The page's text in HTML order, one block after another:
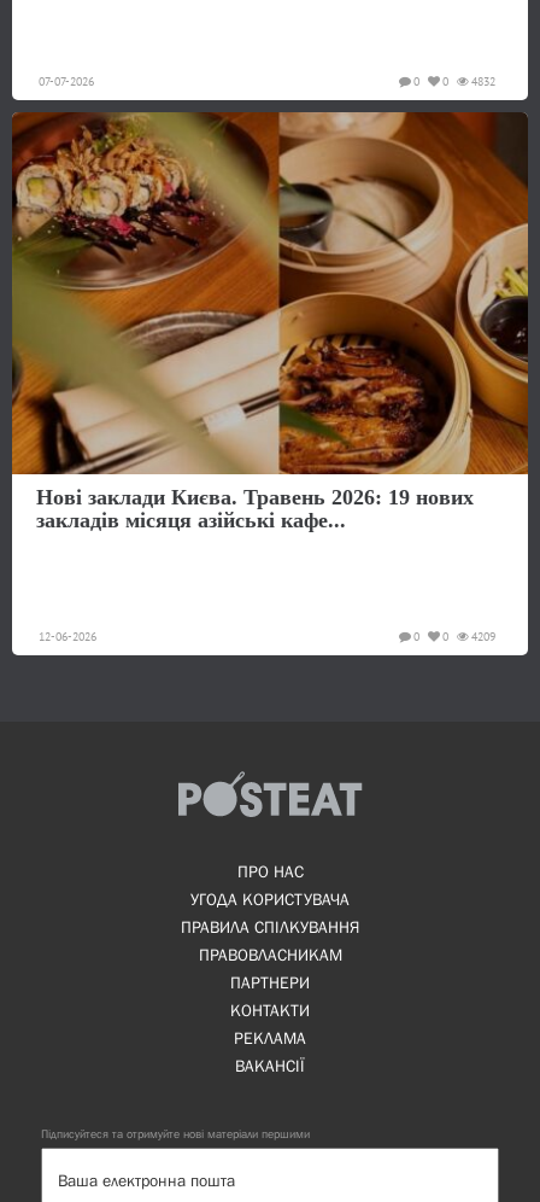
07-07-2026 4832
0
0
Нові заклади Києва. Травень 2026: 19 нових
закладів місяця азійські кафе...
12-06-2026 4209
0
0
ПРО НАС
УГОДА КОРИСТУВАЧА
ПРАВИЛА СПІЛКУВАННЯ
ПРАВОВЛАСНИКАМ
ПАРТНЕРИ
КОНТАКТИ
РЕКЛАМА
ВАКАНСІЇ
Підписуйтеся та отримуйте нові матеріали першими